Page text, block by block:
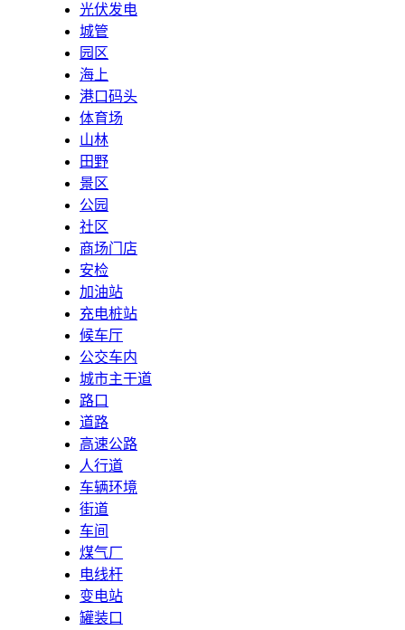
光伏发电
城管
园区
海上
港口码头
体育场
山林
田野
景区
公园
社区
商场门店
安检
加油站
充电桩站
候车厅
公交车内
城市主干道
路口
道路
高速公路
人行道
车辆环境
街道
车间
煤气厂
电线杆
变电站
罐装口